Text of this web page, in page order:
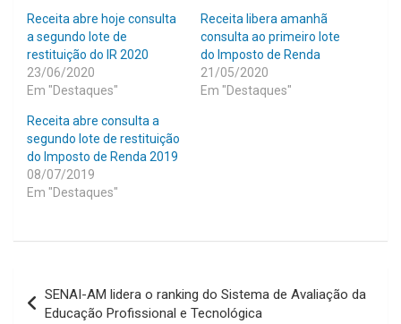
Receita abre hoje consulta
a segundo lote de
restituição do IR 2020
23/06/2020
Em "Destaques"
Receita libera amanhã
consulta ao primeiro lote
do Imposto de Renda
21/05/2020
Em "Destaques"
Receita abre consulta a
segundo lote de restituição
do Imposto de Renda 2019
08/07/2019
Em "Destaques"
de
SENAI-AM lidera o ranking do Sistema de Avaliação da
Educação Profissional e Tecnológica